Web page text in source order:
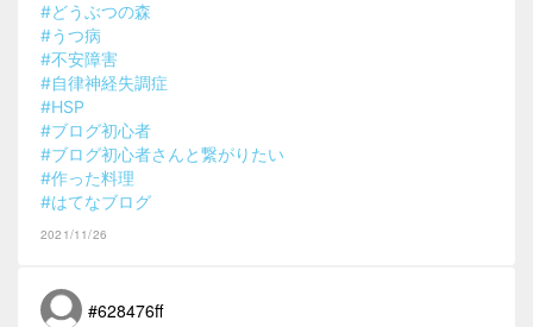
#どうぶつの森
#うつ病
#不安障害
#自律神経失調症
#HSP
#ブログ初心者
#ブログ初心者さんと繋がりたい
#作った料理
#はてなブログ
2021/11/26
#628476ff